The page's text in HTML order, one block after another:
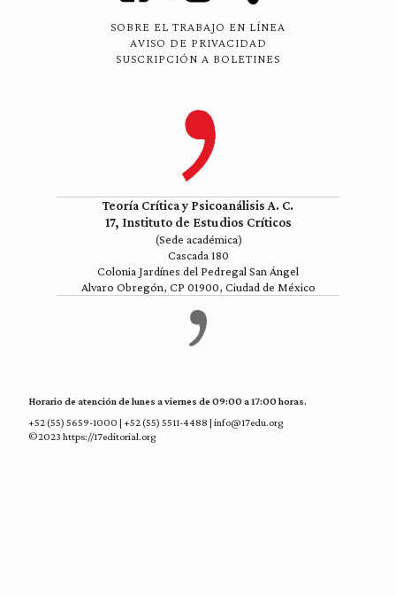
SOBRE EL TRABAJO EN LÍNEA
AVISO DE PRIVACIDAD
SUSCRIPCIÓN A BOLETINES
Teoría Crítica y Psicoanálisis A. C.
17, Instituto de Estudios Críticos
(Sede académica)
Cascada 180
Colonia Jardínes del Pedregal San Ángel
Alvaro Obregón, CP 01900, Ciudad de México
Horario de atención de lunes a viernes de 09:00 a 17:00 horas.
+52 (55) 5659-1000 | +52 (55) 5511-4488 | info@17edu.org
©2023 https://17editorial.org